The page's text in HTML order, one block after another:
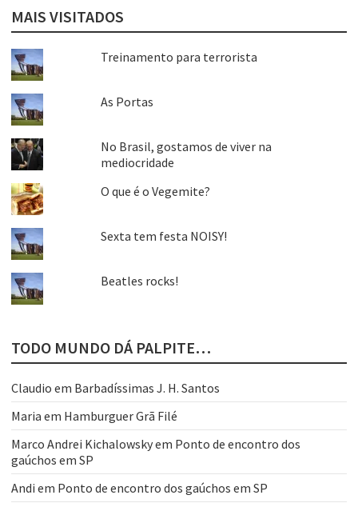
MAIS VISITADOS
Treinamento para terrorista
As Portas
No Brasil, gostamos de viver na
mediocridade
O que é o Vegemite?
Sexta tem festa NOISY!
Beatles rocks!
TODO MUNDO DÁ PALPITE…
Claudio em Barbadíssimas J. H. Santos
Maria em Hamburguer Grã Filé
Marco Andrei Kichalowskyem Ponto de encontro dos
gaúchos em SP
Andi em Ponto de encontro dos gaúchos em SP